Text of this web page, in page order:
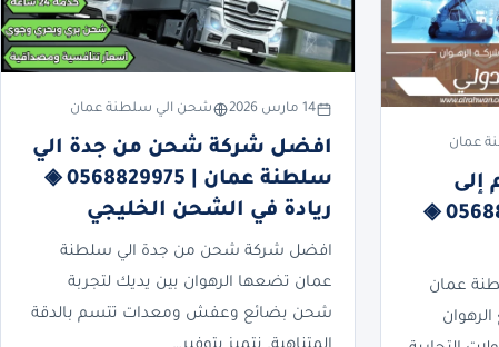
عمان
إلى
سلطنة عمان | 0568829975 ◈
عمان
14 مارس 2026 شحن الي سلطنة عمان
افضل شركة شحن من جدة الي
سلطنة عمان | 0568829975 ◈
ريادة في الشحن الخليجي
افضل شركة شحن من جدة الي سلطنة
عمان تضعها الرهوان بين يديك لتجربة
شحن بضائع وعفش ومعدات تتسم بالدقة